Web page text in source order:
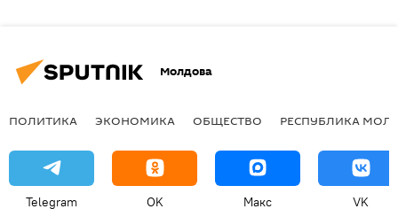
Молдова
ПОЛИТИКА ЭКОНОМИКА ОБЩЕСТВО РЕСПУБЛИКА
Telegram OK Макс VK